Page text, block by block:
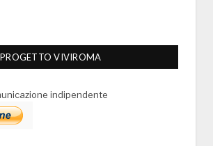
VIVIROMA
indipendente